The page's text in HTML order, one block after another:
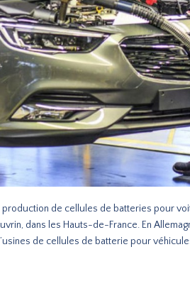
de cellules de batteries pour
dans les Hauts-de-France. En
de cellules de batterie pour